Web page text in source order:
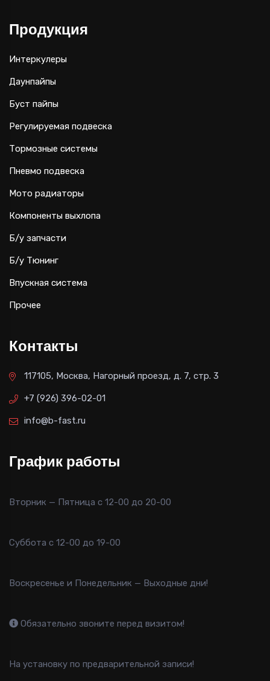
Продукция
Интеркулеры
Даунпайпы
Буст пайпы
Регулируемая подвеска
Тормозные системы
Пневмо подвеска
Мото радиаторы
Компоненты выхлопа
Б/у запчасти
Б/у Тюнинг
Впускная система
Прочее
Контакты
117105, Москва, Нагорный проезд, д. 7, стр. 3
+7 (926) 396-02-01
info@b-fast.ru
График работы
Вторник — Пятница с 12-00 до 20-00
Суббота с 12-00 до 19-00
Воскресенье и Понедельник — Выходные дни!
Обязательно звоните перед визитом!
На установку по предварительной записи!